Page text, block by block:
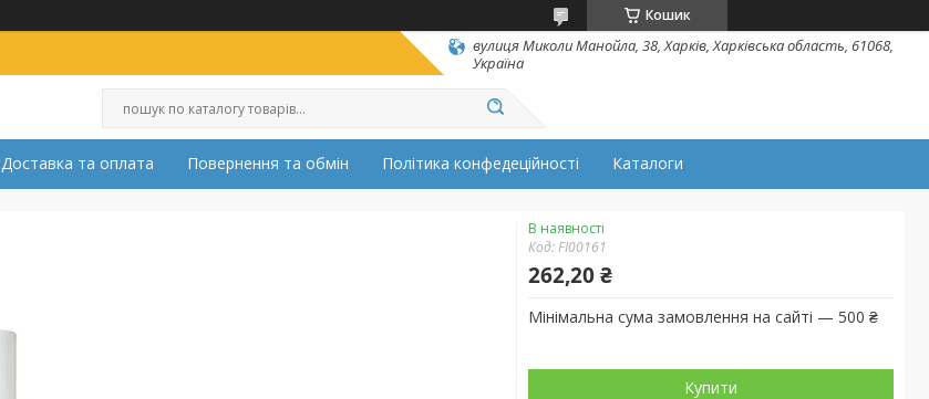
Кошик
вулиця Миколи Манойла, 38, Харків, Харківська область, 61068,
Україна
Доставка та оплата Повернення та обмін Політика конфедеційності Каталоги
В наявності
Код:FI00161
262,20 ₴
Мінімальна сума замовлення на сайті — 500 ₴
Купити